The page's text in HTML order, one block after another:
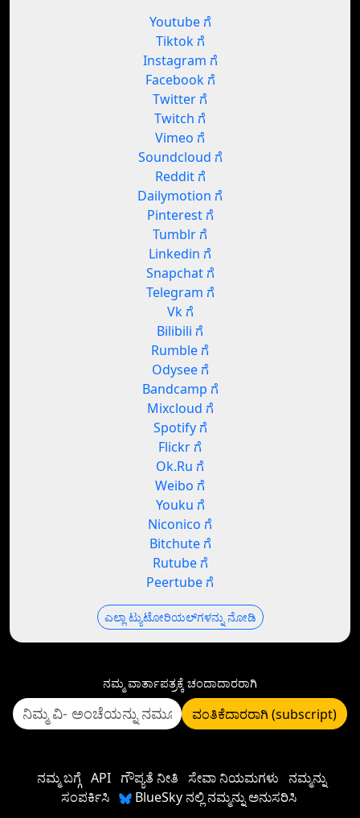
Youtube ಗೆ
Tiktok ಗೆ
Instagram ಗೆ
Facebook ಗೆ
Twitter ಗೆ
Twitch ಗೆ
Vimeo ಗೆ
Soundcloud ಗೆ
Reddit ಗೆ
Dailymotion ಗೆ
Pinterest ಗೆ
Tumblr ಗೆ
Linkedin ಗೆ
Snapchat ಗೆ
Telegram ಗೆ
Vk ಗೆ
Bilibili ಗೆ
Rumble ಗೆ
Odysee ಗೆ
Bandcamp ಗೆ
Mixcloud ಗೆ
Spotify ಗೆ
Flickr ಗೆ
Ok.Ru ಗೆ
Weibo ಗೆ
Youku ಗೆ
Niconico ಗೆ
Bitchute ಗೆ
Rutube ಗೆ
Peertube ಗೆ
ಎಲ್ಲಾ ಟ್ಯುಟೋರಿಯಲ್‌ಗಳನ್ನು ನೋಡಿ
ನಮ್ಮ ವಾರ್ತಾಪತ್ರಕ್ಕೆ ಚಂದಾದಾರರಾಗಿ
ವಂತಿಕೆದಾರರಾಗಿ (subscript)
ನಮ್ಮ ಬಗ್ಗೆ API ಗೌಪ್ಯತೆ ನೀತಿ ಸೇವಾ ನಿಯಮಗಳು ನಮ್ಮನ್ನು
ಸಂಪರ್ಕಿಸಿ
BlueSky ನಲ್ಲಿ ನಮ್ಮನ್ನು ಅನುಸರಿಸಿ